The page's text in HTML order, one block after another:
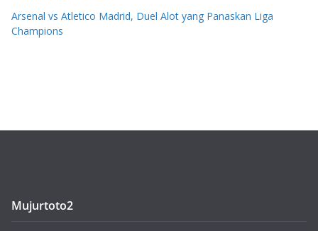
Arsenal vs Atletico Madrid, Duel Alot yang Panaskan Liga
Champions
Mujurtoto2